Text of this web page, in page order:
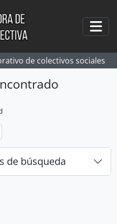
de colectivos sociales
de búsqueda